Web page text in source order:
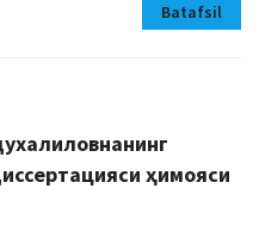
Batafsil
ҳимояси